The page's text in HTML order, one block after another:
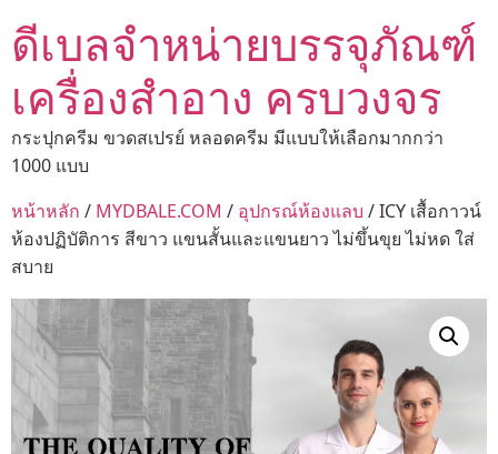
ดีเบลจำหน่ายบรรจุภัณฑ์
เครื่องสำอาง ครบวงจร
กระปุกครีม ขวดสเปรย์ หลอดครีม มีแบบให้เลือกมากกว่า
1000 แบบ
หน้าหลัก / MYDBALE.COM / อุปกรณ์ห้องแลบ / ICY เสื้อกาวน์
ห้องปฏิบัติการ สีขาว แขนสั้นและแขนยาว ไม่ขึ้นขุย ไม่หด ใส่
สบาย